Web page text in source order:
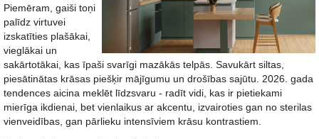
Piemēram, gaiši toņi
palīdz virtuvei
izskatīties plašākai,
vieglākai un
sakārtotākai, kas īpaši svarīgi mazākās telpās. Savukārt siltas,
piesātinātas krāsas piešķir mājīgumu un drošības sajūtu. 2026. gada
tendences aicina meklēt līdzsvaru - radīt vidi, kas ir pietiekami
mierīga ikdienai, bet vienlaikus ar akcentu, izvairoties gan no sterilas
vienveidības, gan pārlieku intensīviem krāsu kontrastiem.